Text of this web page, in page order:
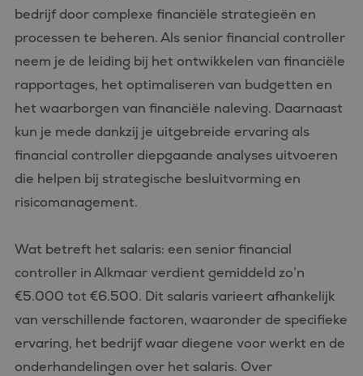
bedrijf door complexe financiële strategieën en
processen te beheren. Als senior financial controller
neem je de leiding bij het ontwikkelen van financiële
rapportages, het optimaliseren van budgetten en
het waarborgen van financiële naleving. Daarnaast
kun je mede dankzij je uitgebreide ervaring als
financial controller diepgaande analyses uitvoeren
die helpen bij strategische besluitvorming en
risicomanagement.
Wat betreft het salaris: een senior financial
controller in Alkmaar verdient gemiddeld zo’n
€5.000 tot €6.500. Dit salaris varieert afhankelijk
van verschillende factoren, waaronder de specifieke
ervaring, het bedrijf waar diegene voor werkt en de
onderhandelingen over het salaris. Over